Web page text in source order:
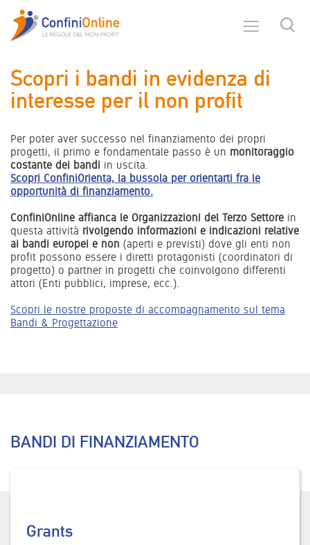
Scopri i bandi in evidenza di
interesse per il non profit
Per poter aver successo nel finanziamento dei propri
progetti, il primo e fondamentale passo è un monitoraggio
costante dei bandi in uscita.
Scopri ConfiniOrienta, la bussola per orientarti fra le
opportunità di finanziamento.
ConfiniOnline affianca le Organizzazioni del Terzo Settore in
questa attività rivolgendo informazioni e indicazioni relative
ai bandi europei e non (aperti e previsti) dove gli enti non
profit possono essere i diretti protagonisti (coordinatori di
progetto) o partner in progetti che coinvolgono differenti
attori (Enti pubblici, imprese, ecc.).
Scopri le nostre proposte di accompagnamento sul tema
Bandi & Progettazione
BANDI DI FINANZIAMENTO
Grants